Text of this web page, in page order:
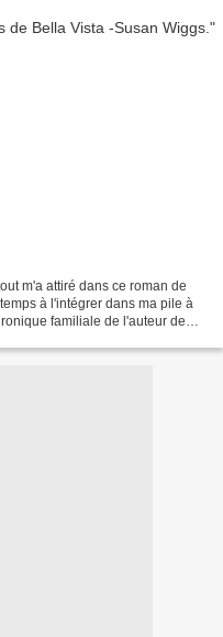
m'a attiré dans ce roman de
à l'intégrer dans ma pile à
familiale de l'auteur de